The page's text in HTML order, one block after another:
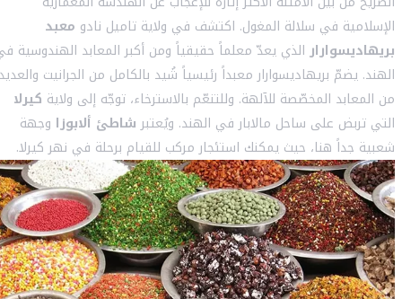
الإسلامية في سلالة المغول. اكتشف في ولاية تاميل نادو معبد
بريهاديسوارار الذي يعدّ معلماً حقيقياً ومن أكبر المعابد الهندوسية
الهند. يضمّ بريهاديسوارار معبداً رئيسياً شُيد بالكامل من الجرانيت
من المعابد المخصّصة للآلهة. وللتنعّم بالاسترخاء، توجّه إلى ولاية كيرلا
التي تربض على ساحل مالابار في الهند. ويُعتبرشاطئ ألابوزا وجهة
شعبية جداً هنا، حيث يمكنك استئجار مركب للقيام برحلة في نهر كيرلا.